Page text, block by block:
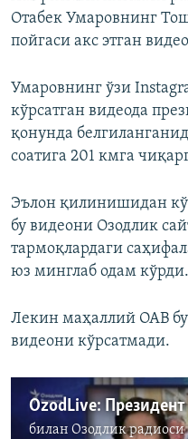
Отабек Умаровнинг
пойгаси акс этган
Умаровнинг ўзи
кўрсатган видеода
қонунда
соатига 201 кмга
Эълон қилинишидан
бу видеони Озодлик
тармоқлардаги
юз минглаб одам кўрди.
Лекин маҳаллий ОАВ
видеони кўрсатмади.​
билан Озодлик радиоси